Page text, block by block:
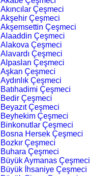
Akıncılar Çeşmeci
Akşehir Çeşmeci
Akşemsettin Çeşmeci
Alaaddin Çeşmeci
Alakova Çeşmeci
Alavardı Çeşmeci
Alpaslan Çeşmeci
Aşkan Çeşmeci
Aydınlık Çeşmeci
Batıhadimi Çeşmeci
Bedir Çeşmeci
Beyazıt Çeşmeci
Beyhekim Çeşmeci
Binkonutlar Çeşmeci
Bosna Hersek Çeşmeci
Bozkır Çeşmeci
Buhara Çeşmeci
Büyük Aymanas Çeşmeci
Büyük İhsaniye Çeşmeci